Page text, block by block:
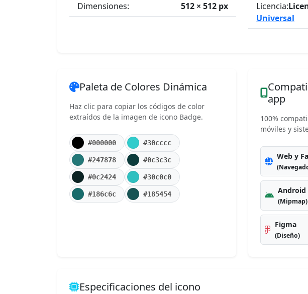
Dimensiones:
512 × 512 px
Licencia:
Universal
Paleta de Colores Dinámica
Haz clic para copiar los códigos de color
extraídos de la imagen de icono Badge.
#000000 #30cccc
#247878 #0c3c3c
#0c2424 #30c0c0
#186c6c #185454
app
100%
móviles y
Web y
Android
(Mipmap)
Figma
(Diseño)
Especificaciones del icono